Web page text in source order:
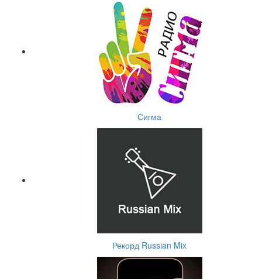
Сигма
Рекорд Russian Mix